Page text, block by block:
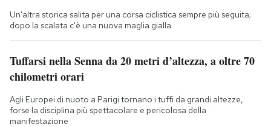
Un'altra storica salita per una corsa ciclistica sempre più seguita;
dopo la scalata c'è una nuova maglia gialla
Tuffarsi nella Senna da 20 metri d’altezza, a oltre 70
chilometri orari
Agli Europei di nuoto a Parigi tornano i tuffi da grandi altezze,
forse la disciplina più spettacolare e pericolosa della
manifestazione